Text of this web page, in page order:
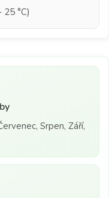
°C)
Srpen, Září,